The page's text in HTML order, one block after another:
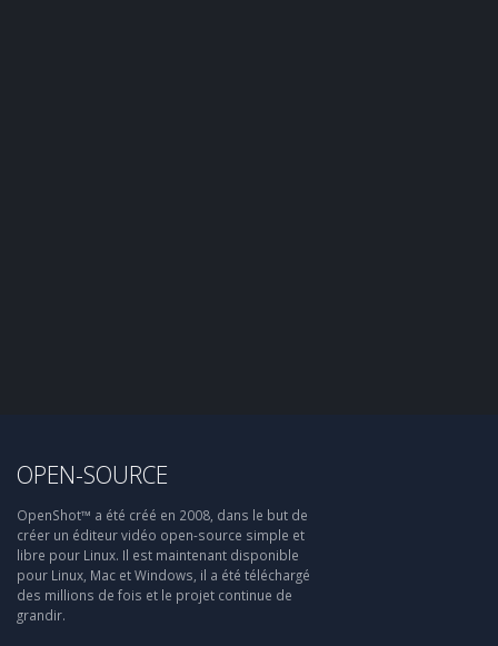
OPEN-SOURCE
OpenShot™ a été créé en 2008, dans le but de
créer un éditeur vidéo open-source simple et
libre pour Linux. Il est maintenant disponible
pour Linux, Mac et Windows, il a été téléchargé
des millions de fois et le projet continue de
grandir.